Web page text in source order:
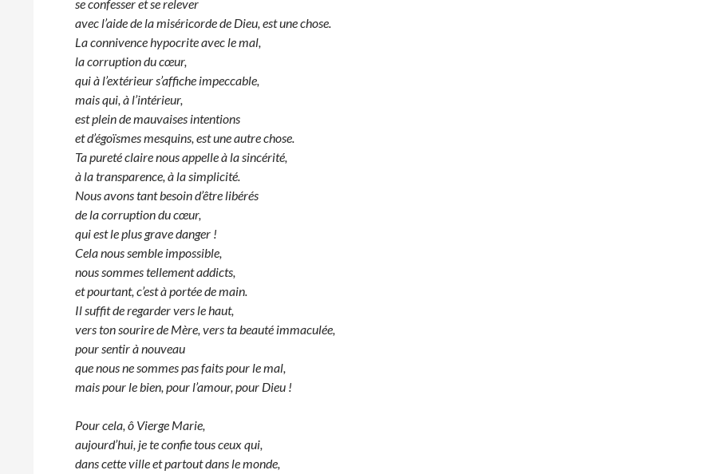
se confesser et se relever
avec l’aide de la miséricorde de Dieu, est une chose.
La connivence hypocrite avec le mal,
la corruption du cœur,
qui à l’extérieur s’affiche impeccable,
mais qui, à l’intérieur,
est plein de mauvaises intentions
et d’égoïsmes mesquins, est une autre chose.
Ta pureté claire nous appelle à la sincérité,
à la transparence, à la simplicité.
Nous avons tant besoin d’être libérés
de la corruption du cœur,
qui est le plus grave danger !
Cela nous semble impossible,
nous sommes tellement addicts,
et pourtant, c’est à portée de main.
Il suffit de regarder vers le haut,
vers ton sourire de Mère, vers ta beauté immaculée,
pour sentir à nouveau
que nous ne sommes pas faits pour le mal,
mais pour le bien, pour l’amour, pour Dieu !
Pour cela, ô Vierge Marie,
aujourd’hui, je te confie tous ceux qui,
dans cette ville et partout dans le monde,